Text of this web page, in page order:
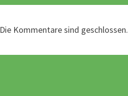
Die Kommentare sind geschlossen.